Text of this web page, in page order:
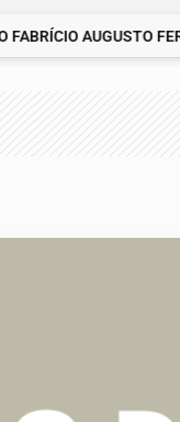
AUGUSTO